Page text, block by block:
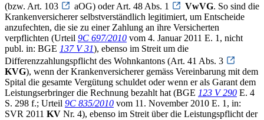
(bzw. Art. 103
aOG) oder Art. 48 Abs. 1 VwVG. So sind die
Krankenversicherer selbstverständlich legitimiert, um Entscheide
anzufechten, die sie zu einer Zahlung an ihre Versicherten
verpflichten (Urteil 9C 697/2010 vom 4. Januar 2011 E. 1, nicht
publ. in: BGE 137 V 31), ebenso im Streit um die
Differenzzahlungspflicht des Wohnkantons (Art. 41 Abs. 3
KVG), wenn der Krankenversicherer gemäss Vereinbarung mit dem
Spital die gesamte Vergütung schuldet oder wenn er als Garant dem
Leistungserbringer die Rechnung bezahlt hat (BGE 123 V 290 E. 4
S. 298 f.; Urteil 9C 835/2010 vom 11. November 2010 E. 1, in:
SVR 2011 KV Nr. 4), ebenso im Streit über die Leistungspflicht der